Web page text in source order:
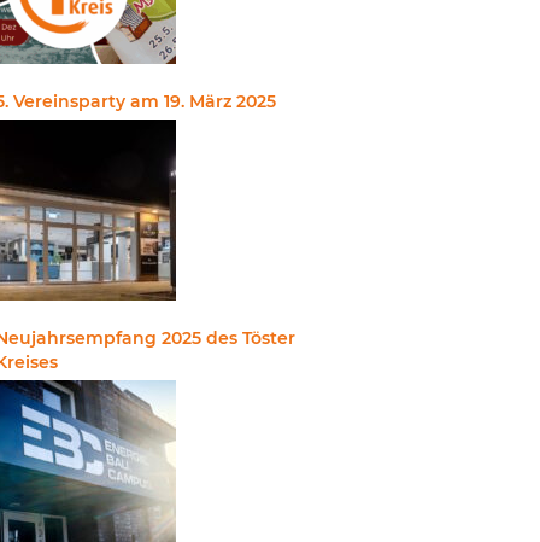
Vereinsparty am 19. März 2025
2025 des Töster